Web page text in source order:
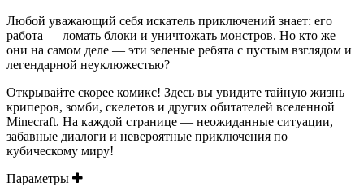
Любой уважающий себя искатель приключений знает: его
работа — ломать блоки и уничтожать монстров. Но кто же
они на самом деле — эти зеленые ребята с пустым взглядом и
легендарной неуклюжестью?
Открывайте скорее комикс! Здесь вы увидите тайную жизнь
криперов, зомби, скелетов и других обитателей вселенной
Minecraft. На каждой странице — неожиданные ситуации,
забавные диалоги и невероятные приключения по
кубическому миру!
Параметры